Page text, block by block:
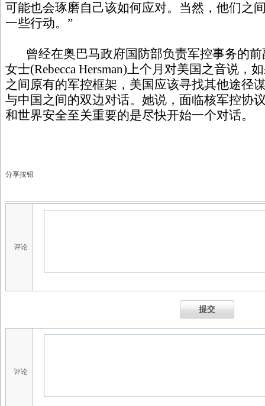
可能也会琢磨自己该如何应对。当然，他们之
一些行动。”
曾经在奥巴马政府国防部负责军控事务的前
女士(Rebecca Hersman)上个月对美国之音说，
之间原有的军控框架，美国应该寻找其他途径
与中国之间的双边对话。她说，面临核军控协
和世界安全至关重要的是尽快开始一个对话。
分享按钮
评论
提交
评论